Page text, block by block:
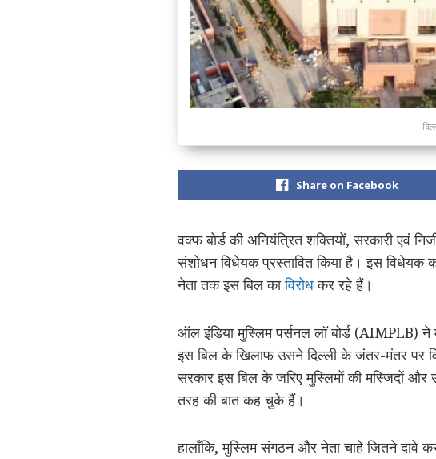
Share on Facebook
वक्फ बोर्ड की अनियंत्रित शक्तियों, सरकारी एवं
संशोधन विधेयक प्रस्तावित किया है। इस विधेयक
नेता तक इस बिल काविरोधकर रहे हैं।
ऑल इंडिया मुस्लिम पर्सनल लॉ बोर्ड (AIMPLB)
इस बिल के खिलाफ उसने दिल्ली के जंतर-मंतर पर
सरकार इस बिल के जरिए मुस्लिमों की मस्जिदों
तरह की बात कह चुके हैं।
हालाँकि, मुस्लिम संगठन और नेता चाहे जितने दावे